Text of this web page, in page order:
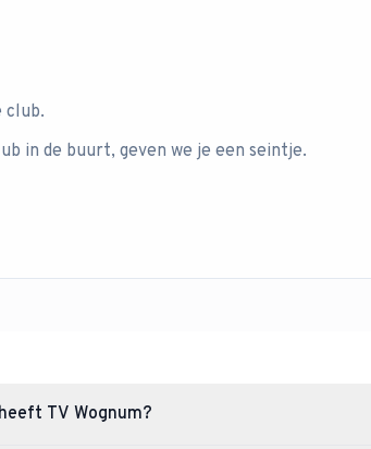
club.
in de buurt, geven we je een seintje.
TV Wognum?